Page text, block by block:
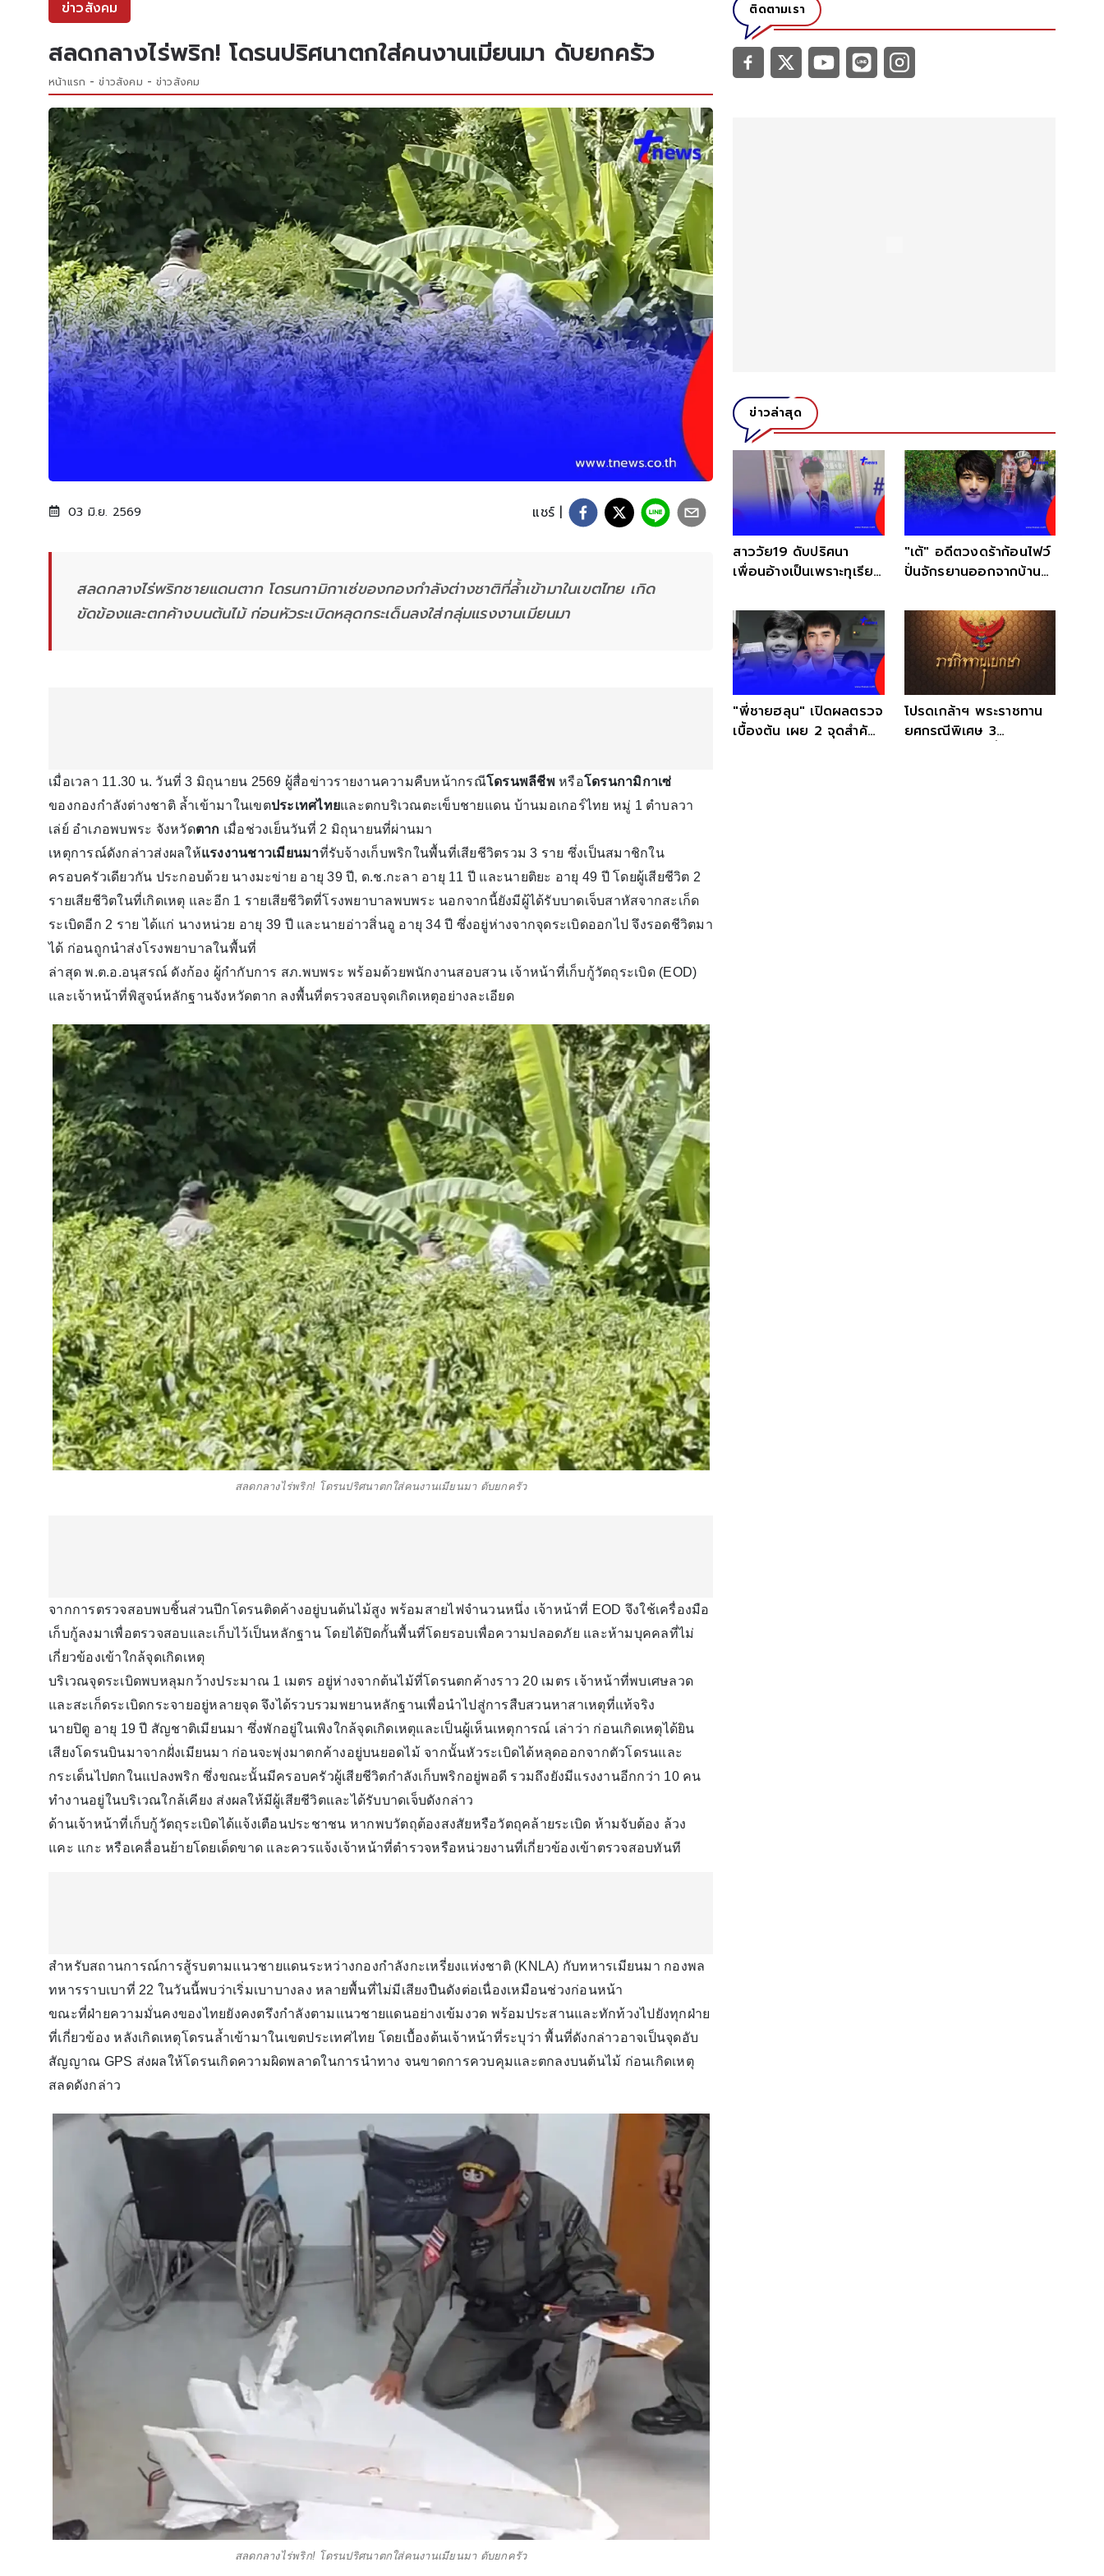
ข่าวสังคม
สลดกลางไร่พริก! โดรนปริศนาตกใส่คนงานเมียนมา ดับยกครัว
หน้าแรก ข่าวสังคม ข่าวสังคม
03 มิ.ย. 2569 แชร์ |
สลดกลางไร่พริกชายแดนตาก โดรนกามิกาเซ่ของกองกำลังต่างชาติที่ล้ำเข้ามาในเขตไทย เกิด
ขัดข้องและตกค้างบนต้นไม้ ก่อนหัวระเบิดหลุดกระเด็นลงใส่กลุ่มแรงงานเมียนมา
เมื่อเวลา 11.30 น. วันที่ 3 มิถุนายน 2569 ผู้สื่อข่าวรายงานความคืบหน้ากรณีโดรนพลีชีพ หรือโดรนกามิกาเซ่
ของกองกำลังต่างชาติ ล้ำเข้ามาในเขตประเทศไทยและตกบริเวณตะเข็บชายแดน บ้านมอเกอร์ไทย หมู่ 1 ตำบลวา
เล่ย์ อำเภอพบพระ จังหวัดตาก เมื่อช่วงเย็นวันที่ 2 มิถุนายนที่ผ่านมา
เหตุการณ์ดังกล่าวส่งผลให้แรงงานชาวเมียนมาที่รับจ้างเก็บพริกในพื้นที่เสียชีวิตรวม 3 ราย ซึ่งเป็นสมาชิกใน
ครอบครัวเดียวกัน ประกอบด้วย นางมะข่าย อายุ 39 ปี, ด.ช.กะลา อายุ 11 ปี และนายติยะ อายุ 49 ปี โดยผู้เสียชีวิต 2
รายเสียชีวิตในที่เกิดเหตุ และอีก 1 รายเสียชีวิตที่โรงพยาบาลพบพระ นอกจากนี้ยังมีผู้ได้รับบาดเจ็บสาหัสจากสะเก็ด
ระเบิดอีก 2 ราย ได้แก่ นางหน่วย อายุ 39 ปี และนายอ่าวสิ่นอู อายุ 34 ปี ซึ่งอยู่ห่างจากจุดระเบิดออกไป จึงรอดชีวิตมา
ได้ ก่อนถูกนำส่งโรงพยาบาลในพื้นที่
ล่าสุด พ.ต.อ.อนุสรณ์ ดังก้อง ผู้กำกับการ สภ.พบพระ พร้อมด้วยพนักงานสอบสวน เจ้าหน้าที่เก็บกู้วัตถุระเบิด (EOD)
และเจ้าหน้าที่พิสูจน์หลักฐานจังหวัดตาก ลงพื้นที่ตรวจสอบจุดเกิดเหตุอย่างละเอียด
สลดกลางไร่พริก! โดรนปริศนาตกใส่คนงานเมียนมา ดับยกครัว
จากการตรวจสอบพบชิ้นส่วนปีกโดรนติดค้างอยู่บนต้นไม้สูง พร้อมสายไฟจำนวนหนึ่ง เจ้าหน้าที่ EOD จึงใช้เครื่องมือ
เก็บกู้ลงมาเพื่อตรวจสอบและเก็บไว้เป็นหลักฐาน โดยได้ปิดกั้นพื้นที่โดยรอบเพื่อความปลอดภัย และห้ามบุคคลที่ไม่
เกี่ยวข้องเข้าใกล้จุดเกิดเหตุ
บริเวณจุดระเบิดพบหลุมกว้างประมาณ 1 เมตร อยู่ห่างจากต้นไม้ที่โดรนตกค้างราว 20 เมตร เจ้าหน้าที่พบเศษลวด
และสะเก็ดระเบิดกระจายอยู่หลายจุด จึงได้รวบรวมพยานหลักฐานเพื่อนำไปสู่การสืบสวนหาสาเหตุที่แท้จริง
นายปิตู อายุ 19 ปี สัญชาติเมียนมา ซึ่งพักอยู่ในเพิงใกล้จุดเกิดเหตุและเป็นผู้เห็นเหตุการณ์ เล่าว่า ก่อนเกิดเหตุได้ยิน
เสียงโดรนบินมาจากฝั่งเมียนมา ก่อนจะพุ่งมาตกค้างอยู่บนยอดไม้ จากนั้นหัวระเบิดได้หลุดออกจากตัวโดรนและ
กระเด็นไปตกในแปลงพริก ซึ่งขณะนั้นมีครอบครัวผู้เสียชีวิตกำลังเก็บพริกอยู่พอดี รวมถึงยังมีแรงงานอีกกว่า 10 คน
ทำงานอยู่ในบริเวณใกล้เคียง ส่งผลให้มีผู้เสียชีวิตและได้รับบาดเจ็บดังกล่าว
ด้านเจ้าหน้าที่เก็บกู้วัตถุระเบิดได้แจ้งเตือนประชาชน หากพบวัตถุต้องสงสัยหรือวัตถุคล้ายระเบิด ห้ามจับต้อง ล้วง
แคะ แกะ หรือเคลื่อนย้ายโดยเด็ดขาด และควรแจ้งเจ้าหน้าที่ตำรวจหรือหน่วยงานที่เกี่ยวข้องเข้าตรวจสอบทันที
สำหรับสถานการณ์การสู้รบตามแนวชายแดนระหว่างกองกำลังกะเหรี่ยงแห่งชาติ (KNLA) กับทหารเมียนมา กองพล
ทหารราบเบาที่ 22 ในวันนี้พบว่าเริ่มเบาบางลง หลายพื้นที่ไม่มีเสียงปืนดังต่อเนื่องเหมือนช่วงก่อนหน้า
ขณะที่ฝ่ายความมั่นคงของไทยยังคงตรึงกำลังตามแนวชายแดนอย่างเข้มงวด พร้อมประสานและทักท้วงไปยังทุกฝ่าย
ที่เกี่ยวข้อง หลังเกิดเหตุโดรนล้ำเข้ามาในเขตประเทศไทย โดยเบื้องต้นเจ้าหน้าที่ระบุว่า พื้นที่ดังกล่าวอาจเป็นจุดอับ
สัญญาณ GPS ส่งผลให้โดรนเกิดความผิดพลาดในการนำทาง จนขาดการควบคุมและตกลงบนต้นไม้ ก่อนเกิดเหตุ
สลดดังกล่าว
สลดกลางไร่พริก! โดรนปริศนาตกใส่คนงานเมียนมา ดับยกครัว
ติดตามเรา
ข่าวล่าสุด
สาววัย19 ดับปริศนา
เพื่อนอ้างเป็นเพราะทุเรียน
"เต้" อดีตวงดร้าก้อนไฟว์
ปั่นจักรยานออกจากบ้าน
"พี่ชายฮลุน" เปิดผลตรวจ
เบื้องต้น เผย 2 จุดสำคัญ
โปรดเกล้าฯ พระราชทาน
ยศกรณีพิเศษ 3